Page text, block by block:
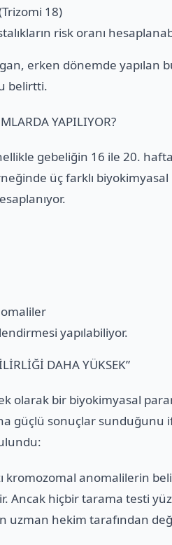
18)
risk oranı
erken dönemde yapılan
belirtti.
YAPILIYOR?
gebeliğin 16 ile 20.
üç farklı
yapılabiliyor.
DAHA YÜKSEK”
olarak bir biyokimyasal
güçlü sonuçlar sunduğunu
kromozomal anomalilerin
Ancak hiçbir tarama testi
uzman hekim tarafından